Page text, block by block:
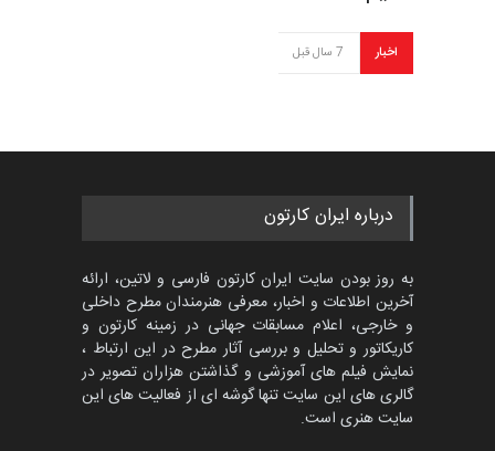
اخبار 7 سال قبل
درباره ایران کارتون
به روز بودن سایت ایران کارتون فارسی و لاتین، ارائه
آخرین اطلاعات و اخبار، معرفی هنرمندان مطرح داخلی
و خارجی، اعلام مسابقات جهانی در زمینه کارتون و
کاریکاتور و تحلیل و بررسی آثار مطرح در این ارتباط ،
نمایش فیلم های آموزشی و گذاشتن هزاران تصویر در
گالری های این سایت تنها گوشه ای از فعالیت های این
سایت هنری است.